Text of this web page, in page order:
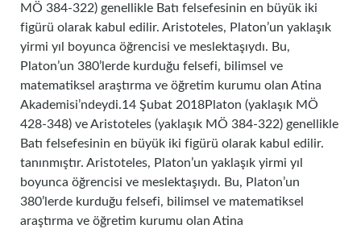
MÖ 384-322) genellikle Batı felsefesinin en büyük iki
figürü olarak kabul edilir. Aristoteles, Platon’un yaklaşık
yirmi yıl boyunca öğrencisi ve meslektaşıydı. Bu,
Platon’un 380’lerde kurduğu felsefi, bilimsel ve
matematiksel araştırma ve öğretim kurumu olan Atina
Akademisi’ndeydi.14 Şubat 2018Platon (yaklaşık MÖ
428-348) ve Aristoteles (yaklaşık MÖ 384-322) genellikle
Batı felsefesinin en büyük iki figürü olarak kabul edilir.
tanınmıştır. Aristoteles, Platon’un yaklaşık yirmi yıl
boyunca öğrencisi ve meslektaşıydı. Bu, Platon’un
380’lerde kurduğu felsefi, bilimsel ve matematiksel
araştırma ve öğretim kurumu olan Atina